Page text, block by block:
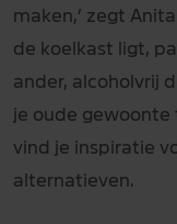
maken,’ zegt
de koelkast ligt,
ander, alcoholvrij
je oude gewoonte
vind je inspiratie
alternatieven.